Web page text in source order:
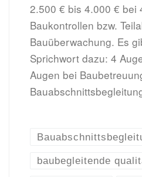
2.500 € bis 4.000 € bei
Baukontrollen bzw.
Bauüberwachung. Es
Sprichwort dazu: 4
Augen bei
baubegleitende